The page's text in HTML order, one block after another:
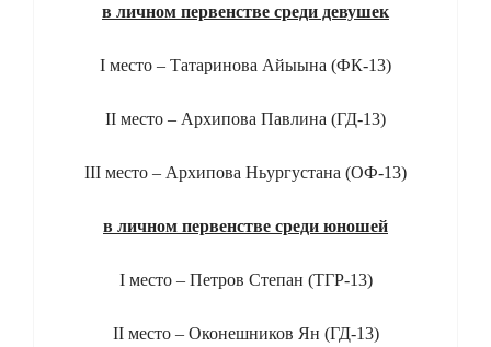
в личном первенстве среди девушек
I место – Татаринова Айыына (ФК-13)
II место – Архипова Павлина (ГД-13)
III место – Архипова Ньургустана (ОФ-13)
в личном первенстве среди юношей
I место – Петров Степан (ТГР-13)
II место – Оконешников Ян (ГД-13)